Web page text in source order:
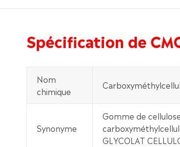
Spécification de
Nom
chimique
Synonyme
Gomme de
GLYCOLAT